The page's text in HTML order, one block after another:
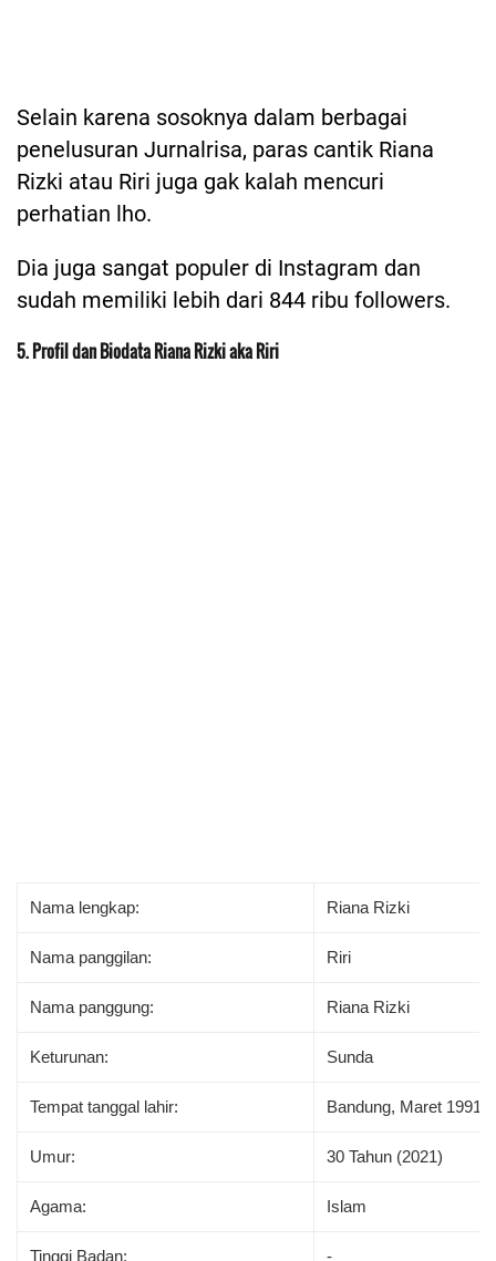
Selain karena sosoknya dalam berbagai
penelusuran Jurnalrisa, paras cantik Riana
Rizki atau Riri juga gak kalah mencuri
perhatian lho.
Dia juga sangat populer di Instagram dan
sudah memiliki lebih dari 844 ribu followers.
5. Profil dan Biodata Riana Rizki aka Riri
Nama lengkap: Riana Rizki
Nama panggilan: Riri
Nama panggung: Riana Rizki
Keturunan: Sunda
Tempat tanggal lahir: Bandung, Maret 1991
Umur: 30 Tahun (2021)
Agama: Islam
Tinggi Badan: -